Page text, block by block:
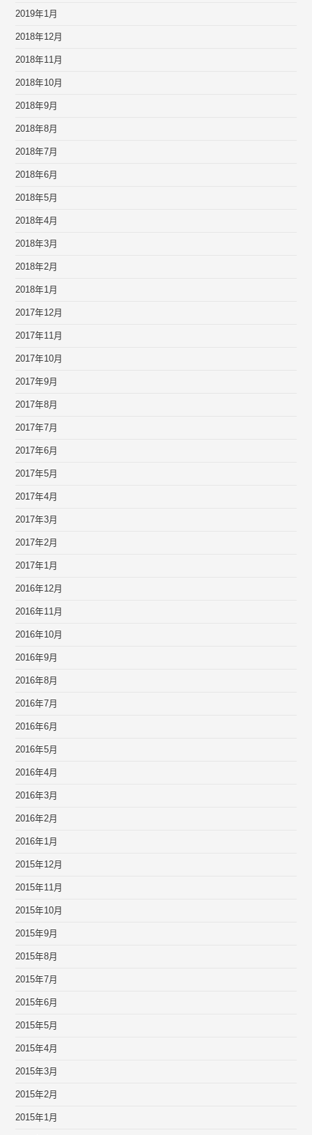
2019年1月
2018年12月
2018年11月
2018年10月
2018年9月
2018年8月
2018年7月
2018年6月
2018年5月
2018年4月
2018年3月
2018年2月
2018年1月
2017年12月
2017年11月
2017年10月
2017年9月
2017年8月
2017年7月
2017年6月
2017年5月
2017年4月
2017年3月
2017年2月
2017年1月
2016年12月
2016年11月
2016年10月
2016年9月
2016年8月
2016年7月
2016年6月
2016年5月
2016年4月
2016年3月
2016年2月
2016年1月
2015年12月
2015年11月
2015年10月
2015年9月
2015年8月
2015年7月
2015年6月
2015年5月
2015年4月
2015年3月
2015年2月
2015年1月